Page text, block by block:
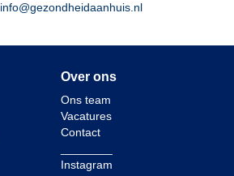
info@gezondheidaanhuis.nl
Over ons
Ons team
Vacatures
Contact
Instagram